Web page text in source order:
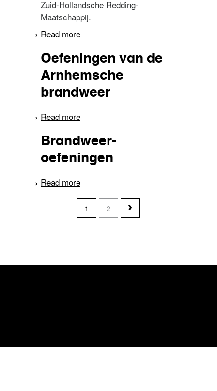
Zuid-Hollandsche Redding-
Maatschappij.
Read more
Noord- en Zuid-
Hollandsche
Reddingmaatschappij
Oefeningen van de
Arnhemsche
brandweer
Read more
Brandweer-
oefeningen
Read more
1 2